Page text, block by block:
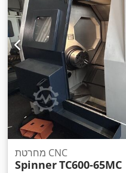
מחרטת CNC
SpinnerTC600-65MC